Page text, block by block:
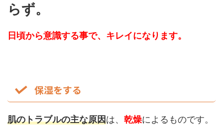
らず。
日頃から意識する事で、キレイになります。
保湿をする
肌のトラブルの主な原因は、 乾燥によるものです。